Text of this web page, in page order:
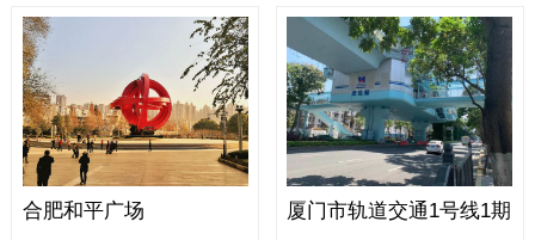
合肥和平广场 厦门市轨道交通1号线1期